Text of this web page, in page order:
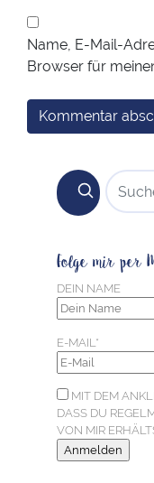
Name, E-Mail-
Browser für
SUCHEN NACH:
Folge mir per
DEIN NAME
E-MAIL*
MIT DEM
DASS DU
ON MIR